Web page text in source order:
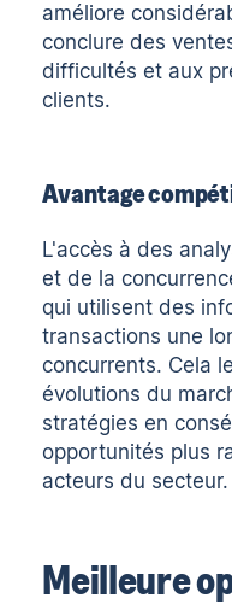
améliore
conclure des
difficultés et aux
clients.
Avantage
L'accès à des
et de la
qui utilisent des
transactions une
concurrents. Cela
évolutions du
stratégies en
opportunités plus
acteurs du secteur.
Meilleure